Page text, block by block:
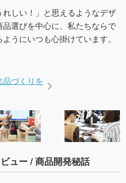
しい！」と思えるようなデザ
選びを中心に、私たちならで
うにいつも心掛けています。
品づくりを
ュー / 商品開発秘話